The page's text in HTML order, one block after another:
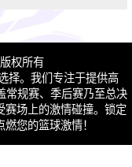
权所有
择。我们专注于提供高
常规赛、季后赛乃至总决
赛场上的激情碰撞。锁定
您的篮球激情！